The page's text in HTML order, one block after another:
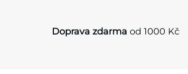
Doprava zdarma od 1000 Kč